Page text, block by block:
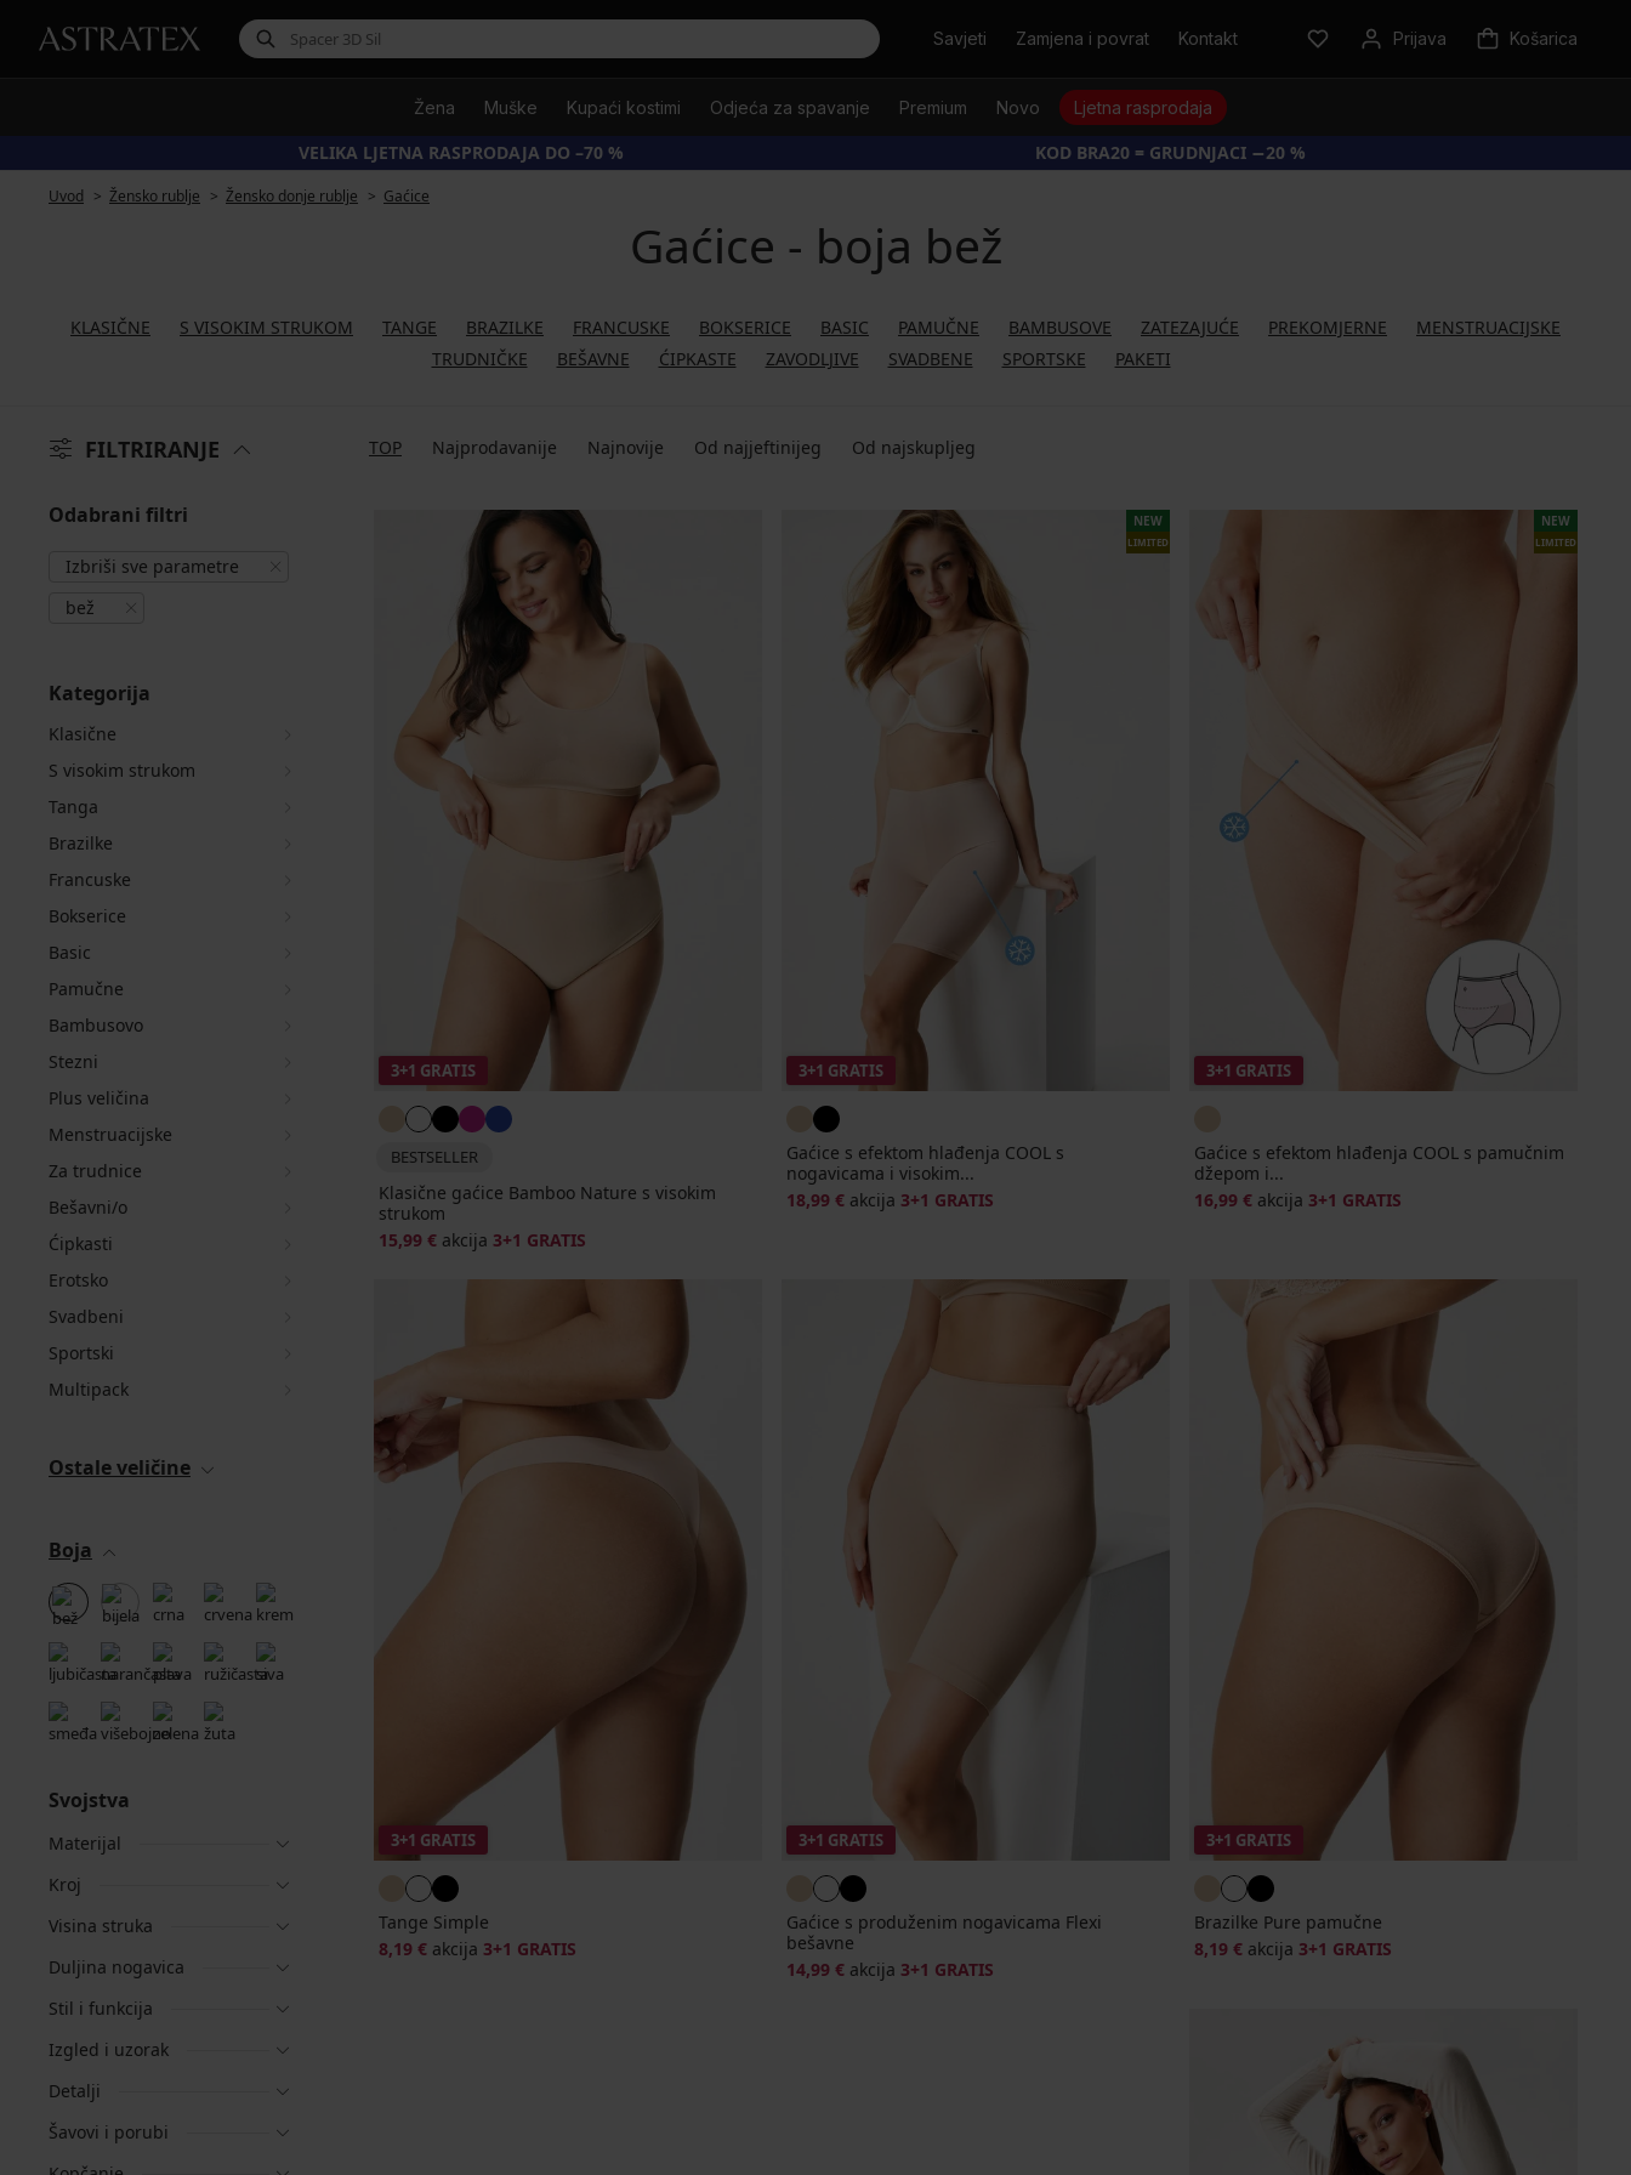
TražitiSavjeti Zamjena i povrat Kontakt Prijava Košarica
Žena Muške Kupaći kostimi Odjeća za spavanje Premium Novo Ljetna rasprodaja
VELIKA LJETNA RASPRODAJA DO –70 % KOD BRA20 = GRUDNJACI −20 %
Uvod Žensko rublje Žensko donje rublje Gaćice
Gaćice - boja bež
KLASIČNE S VISOKIM STRUKOM TANGE BRAZILKE FRANCUSKE BOKSERICE BASIC PAMUČNE BAMBUSOVE ZATEZAJUĆE PREKOMJERNE
MENSTRUACIJSKE
TRUDNIČKE
BEŠAVNE ĆIPKASTE ZAVODLJIVE SVADBENE SPORTSKE PAKETI
FILTRIRANJE TOP Najprodavanije Najnovije Od najjeftinijeg Od najskupljeg
Odabrani filtri
Izbriši sve parametre
bež
Kategorija
Klasične
S visokim strukom
Tanga
Brazilke
Francuske
Bokserice
Basic
Pamučne
Bambusovo
Stezni
Plus veličina
Menstruacijske
Za trudnice
Bešavni/o
Ćipkasti
Erotsko
Svadbeni
Sportski
Multipack
Ostale veličine
Boja
Svojstva
Materijal
Kroj
Visina struka
Duljina nogavica
Stil i funkcija
Izgled i uzorak
Detalji
Šavovi i porubi
3+1 GRATIS
BESTSELLER
Klasične gaćice Bamboo Nature s visokim
strukom
15,99 € akcija 3+1 GRATIS
NEW
LIMITED
3+1 GRATIS
Gaćice s efektom hlađenja COOL s
nogavicama i visokim...
18,99 € akcija 3+1 GRATIS
NEW
LIMITED
3+1 GRATIS
Gaćice s efektom hlađenja COOL s pamučnim
džepom i...
16,99 € akcija 3+1 GRATIS
3+1 GRATIS
Tange Simple
8,19 € akcija 3+1 GRATIS
3+1 GRATIS
Gaćice s produženim nogavicama Flexi
bešavne
14,99 € akcija 3+1 GRATIS
3+1 GRATIS
Brazilke Pure pamučne
8,19 € akcija 3+1 GRATIS